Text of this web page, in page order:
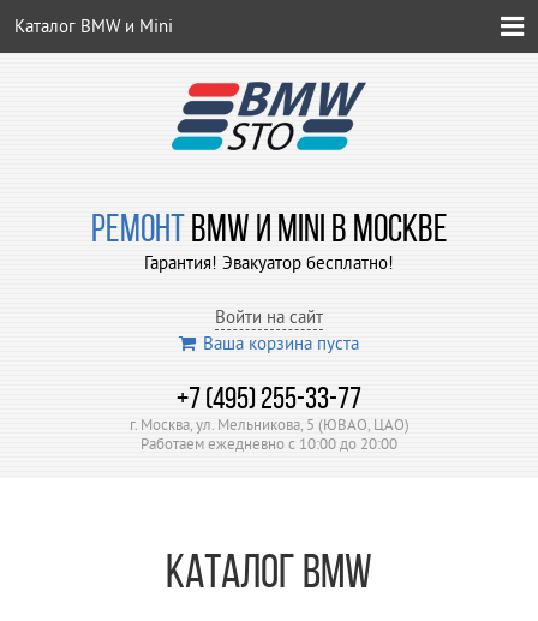
Каталог BMW и Mini
РЕМОНТBMW И MINI В МОСКВЕ
Гарантия! Эвакуатор бесплатно!
Войти на сайт
Ваша корзина пуста
+7 (495) 255-33-77
г. Москва, ул. Мельникова, 5 (ЮВАО, ЦАО)
Работаем ежедневно с 10:00 до 20:00
Каталог BMW